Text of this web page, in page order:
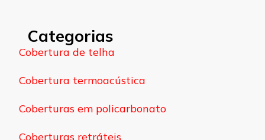
Categorias
Cobertura de telha
Cobertura termoacústica
Coberturas em policarbonato
Coberturas retráteis